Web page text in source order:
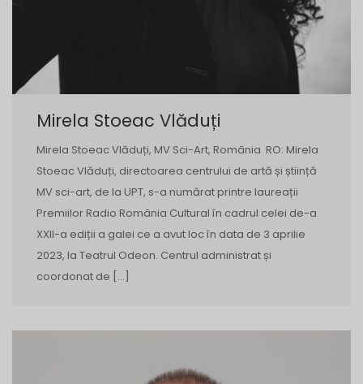
Mirela Stoeac Vlăduți
Mirela Stoeac Vlăduți, MV Sci-Art, România RO: Mirela
Stoeac Vlăduți, directoarea centrului de artă și știință
MV sci-art, de la UPT, s-a numărat printre laureații
Premiilor Radio România Cultural în cadrul celei de-a
XXII-a ediții a galei ce a avut loc în data de 3 aprilie
2023, la Teatrul Odeon. Centrul administrat și
coordonat de […]